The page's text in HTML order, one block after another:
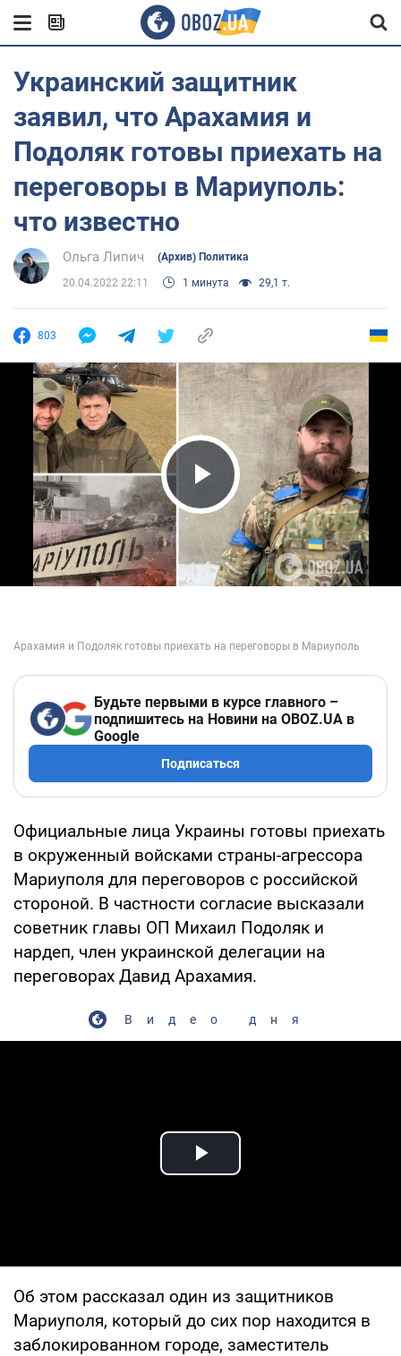
Украинский защитник
заявил, что Арахамия и
Подоляк готовы приехать на
переговоры в Мариуполь:
что известно
Ольга Липич (Архив) Политика
20.04.2022 22:11 1 минута 29,1 т.
803
Play Video
Будьте первыми в курсе главного –
подпишитесь на Новини на OBOZ.UA в
Google
Подписаться
Официальные лица Украины готовы приехать
в окруженный войсками страны-агрессора
Мариуполя для переговоров с российской
стороной. В частности согласие высказали
советник главы ОП Михаил Подоляк и
нардеп, член украинской делегации на
переговорах Давид Арахамия.
Видео дня
Play Video
Об этом рассказал один из защитников
Мариуполя, который до сих пор находится в
заблокированном городе, заместитель